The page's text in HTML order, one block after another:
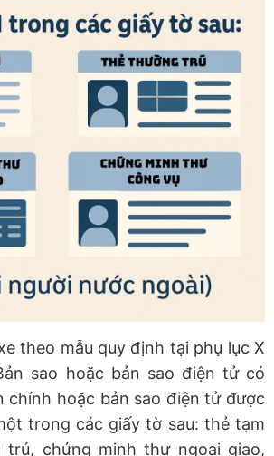
theo mẫu quy định tại phụ lục X
sao hoặc bản sao điện tử có
chính hoặc bản sao điện tử được
trong các giấy tờ sau: thẻ tạm
chứng minh thư ngoại giao,